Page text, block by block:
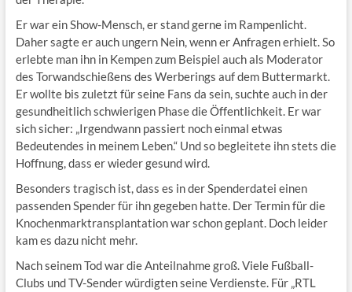
Er war ein Show-Mensch, er stand gerne im Rampenlicht.
Daher sagte er auch ungern Nein, wenn er Anfragen erhielt. So
erlebte man ihn in Kempen zum Beispiel auch als Moderator
des Torwandschießens des Werberings auf dem Buttermarkt.
Er wollte bis zuletzt für seine Fans da sein, suchte auch in der
gesundheitlich schwierigen Phase die Öffentlichkeit. Er war
sich sicher: „Irgendwann passiert noch einmal etwas
Bedeutendes in meinem Leben.“ Und so begleitete ihn stets die
Hoffnung, dass er wieder gesund wird.
Besonders tragisch ist, dass es in der Spenderdatei einen
passenden Spender für ihn gegeben hatte. Der Termin für die
Knochenmarktransplantation war schon geplant. Doch leider
kam es dazu nicht mehr.
Nach seinem Tod war die Anteilnahme groß. Viele Fußball-
Clubs und TV-Sender würdigten seine Verdienste. Für „RTL